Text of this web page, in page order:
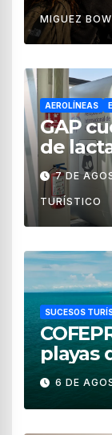
MIGUEZ
AEROLÍNEAS
GAP
de
de7 DE
TURÍSTICO
SUCESOS
playas
para
6 DE